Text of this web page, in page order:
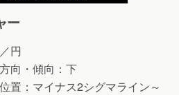
ー
円
向・傾向：下
置：マイナス2シグマライン～